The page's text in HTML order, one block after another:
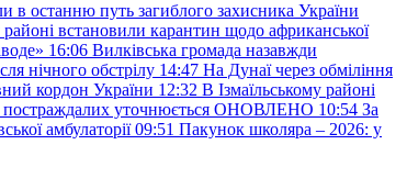
в останню путь загиблого захисника України
встановили карантин щодо африканської
16:06 Вилківська громада назавжди
нічного обстрілу 14:47 На Дунаї через обміління
кордон України 12:32 В Ізмаїльському районі
постраждалих уточнюється ОНОВЛЕНО 10:54 За
амбулаторії 09:51 Пакунок школяра – 2026: у